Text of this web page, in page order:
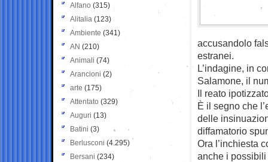
accusandolo
estranei.
L’indagine, in
Salamone, il
Il reato
È il segno che
delle
diffamatorio
Ora l’inchiesta
anche i
Alfano (315)
Alitalia (123)
Ambiente (341)
AN (210)
Animali (74)
Arancioni (2)
arte (175)
Attentato (329)
Auguri (13)
Batini (3)
Berlusconi (4.295)
Bersani (234)